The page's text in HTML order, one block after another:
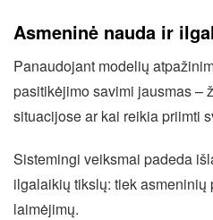
Asmeninė nauda ir
Panaudojant modelių
pasitikėjimo savimi jausmas –
situacijose ar kai reikia priimti
Sistemingi veiksmai padeda
ilgalaikių tikslų: tiek asmeninių
laimėjimų.